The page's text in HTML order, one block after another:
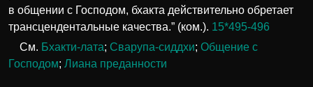
в общении с Господом, бхакта действительно обретает
трансцендентальные качества.” (ком.). 15*495-496
См. Бхакти-лата; Сварупа-сиддхи; Общение с
Господом; Лиана преданности